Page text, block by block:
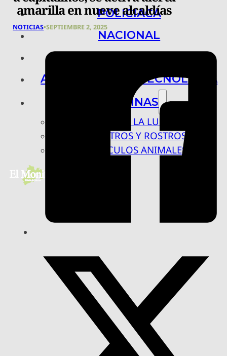
POLICIACA
NACIONAL
ARTE, CIENCIA Y TECNOLOGÍA
COLUMNAS
BAJO LA LUPA
RASTROS Y ROSTROS
VÍNCULOS ANIMALES
amarilla en nueve alcaldías
NOTICIAS•SEPTIEMBRE 2, 2025